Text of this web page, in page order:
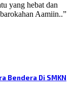
yang hebat dan
Aamiin..”
Bendera Di SMKN